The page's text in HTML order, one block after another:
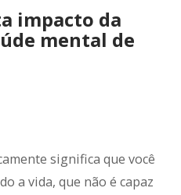
impacto da
mental de
significa que você
a vida, que não é capaz